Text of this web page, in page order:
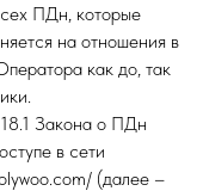
ПДн, которые
на отношения в
как до, так
Закона о ПДн
в сети
(далее –